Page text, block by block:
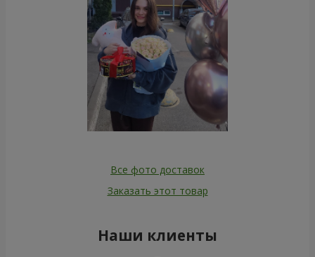
Все фото доставок
Заказать этот товар
Наши клиенты